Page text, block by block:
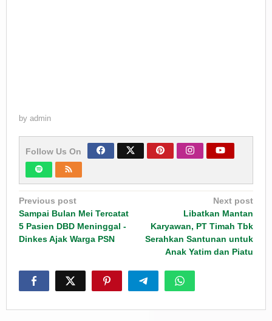
by admin
Follow Us On
Post
navigation
Previous post
Sampai Bulan Mei Tercatat
5 Pasien DBD Meninggal -
Dinkes Ajak Warga PSN
Next post
Libatkan Mantan
Karyawan, PT Timah Tbk
Serahkan Santunan untuk
Anak Yatim dan Piatu